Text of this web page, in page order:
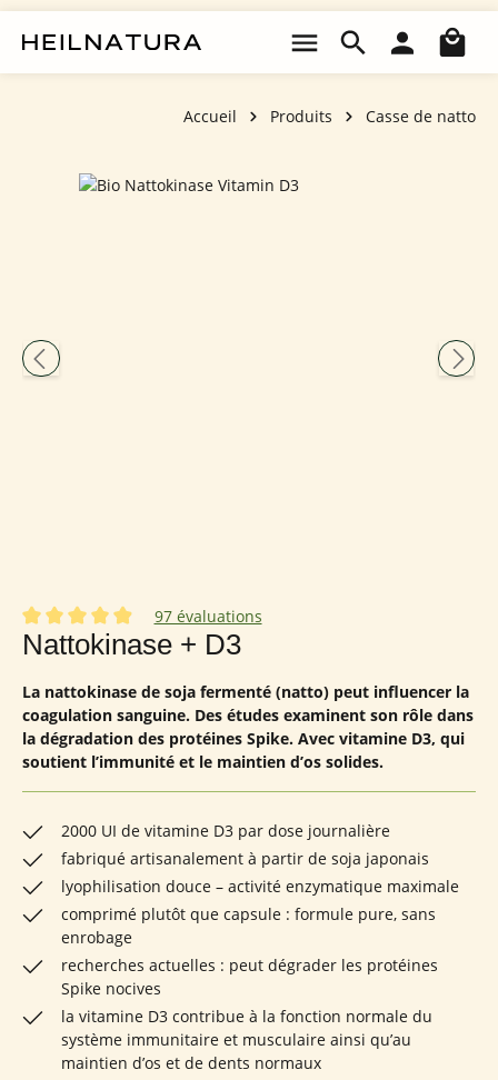
Accueil Produits Casse de natto
Ignorer la galerie d'images
Note moyenne de 4.91 sur 5 étoiles
97 évaluations
Nattokinase + D3
La nattokinase de soja fermenté (natto) peut influencer la
coagulation sanguine. Des études examinent son rôle dans
la dégradation des protéines Spike. Avec vitamine D3, qui
soutient l’immunité et le maintien d’os solides.
2000 UI de vitamine D3 par dose journalière
fabriqué artisanalement à partir de soja japonais
lyophilisation douce – activité enzymatique maximale
comprimé plutôt que capsule : formule pure, sans
enrobage
recherches actuelles : peut dégrader les protéines
Spike nocives
la vitamine D3 contribue à la fonction normale du
système immunitaire et musculaire ainsi qu’au
maintien d’os et de dents normaux